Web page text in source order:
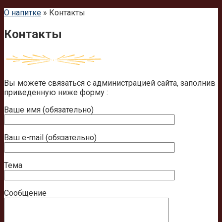
О напитке » Контакты
Контакты
Вы можете связаться с администрацией сайта, заполнив
приведенную ниже форму :
Ваше имя (обязательно)
Ваш e-mail (обязательно)
Тема
Сообщение